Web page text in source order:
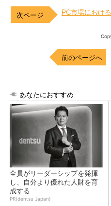
PC市場におけ
前のページへ
あなたにおすすめ
全員がリーダーシップを発揮
し、自分より優れた人財を育
成する
PR(dentsu Japan)